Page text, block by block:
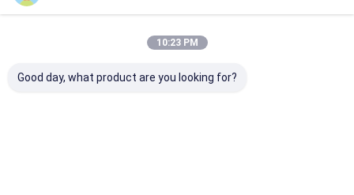
10:23 PM
Good day, what product are you looking for?